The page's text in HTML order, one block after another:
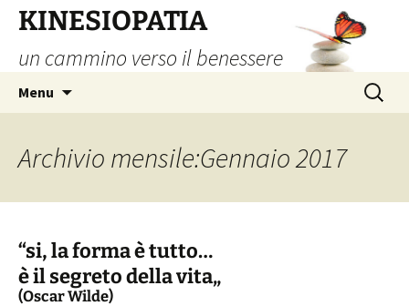
contenuto
KINESIOPATIA
un cammino verso il benessere
Menu
Ricerca
per:
Archivio mensile:Gennaio 2017
“si, la forma è tutto…
è il segreto della vita„
(Oscar Wilde)